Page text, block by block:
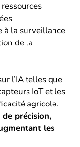
à la surveillance
de la
l’IA telles que
IoT et les
agricole.
précision,
les